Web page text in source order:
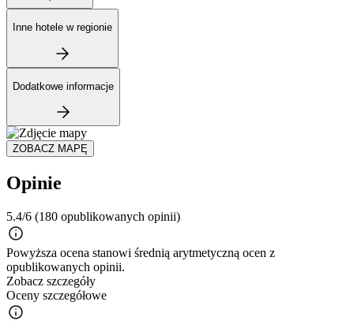
Inne hotele w regionie
Dodatkowe informacje
ZOBACZ MAPĘ
Opinie
5.4/6 (180 opublikowanych opinii)
Powyższa ocena stanowi średnią arytmetyczną ocen z
opublikowanych opinii.
Zobacz szczegóły
Oceny szczegółowe